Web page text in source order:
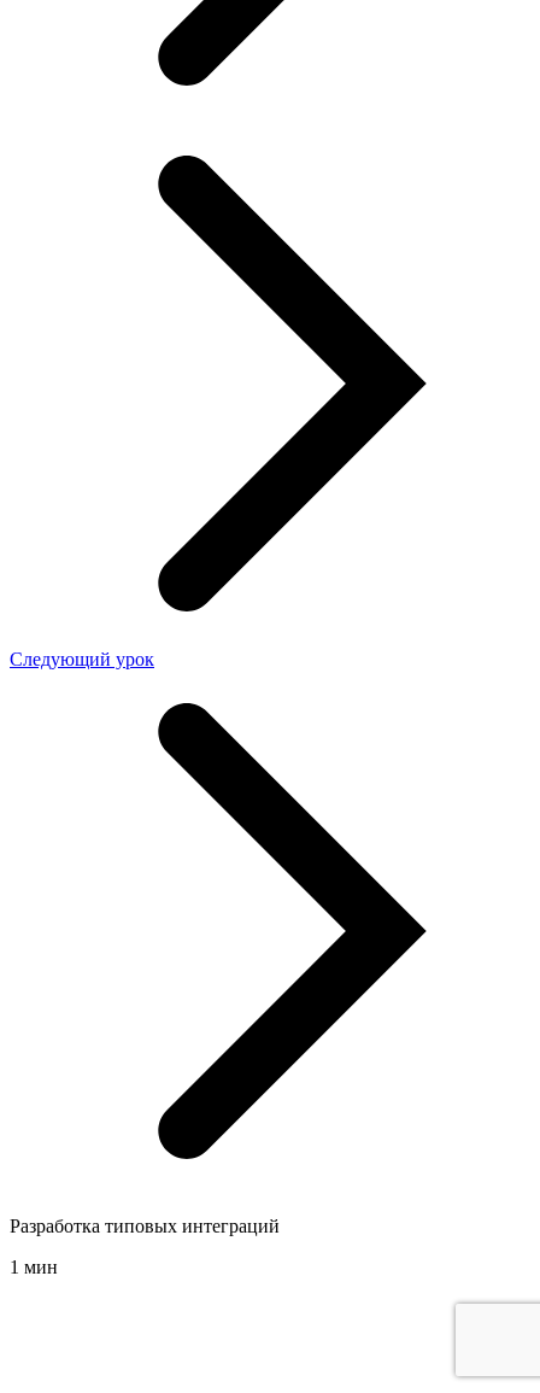
Следующий урок
Разработка типовых интеграций
1 мин